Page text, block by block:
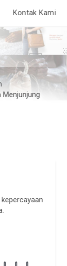
Kontak Kami
Menjunjung